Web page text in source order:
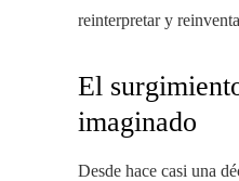
reinterpretar y
El
imaginado
Desde hace casi una